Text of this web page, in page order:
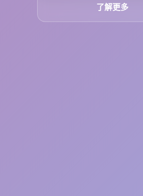
了解更多